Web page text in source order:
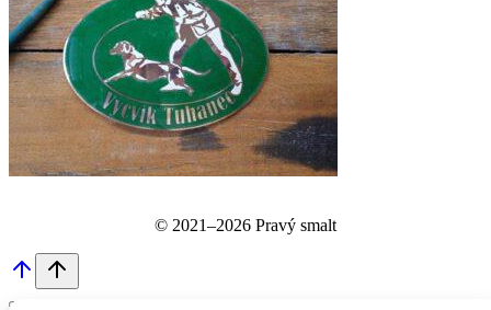
© 2021–2026 Pravý smalt